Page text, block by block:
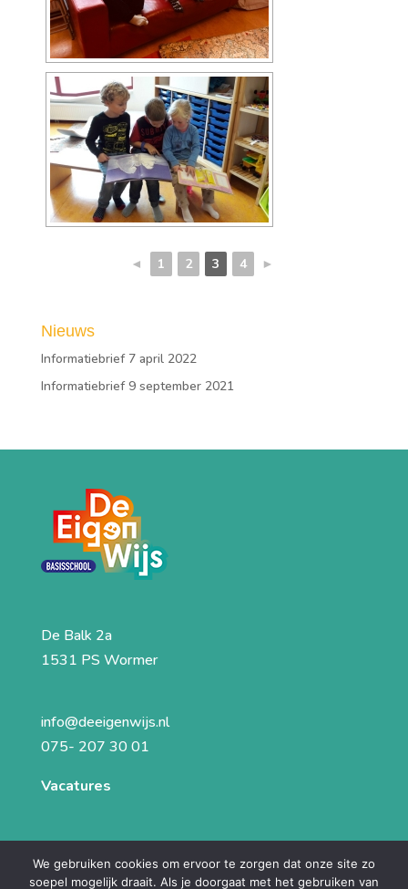
◄ 1 2 3 4 ►
Nieuws
Informatiebrief 7 april 2022
Informatiebrief 9 september 2021
De Balk 2a
1531 PS Wormer
info@deeigenwijs.nl
075- 207 30 01
Vacatures
We gebruiken cookies om ervoor te zorgen dat onze site zo
soepel mogelijk draait. Als je doorgaat met het gebruiken van